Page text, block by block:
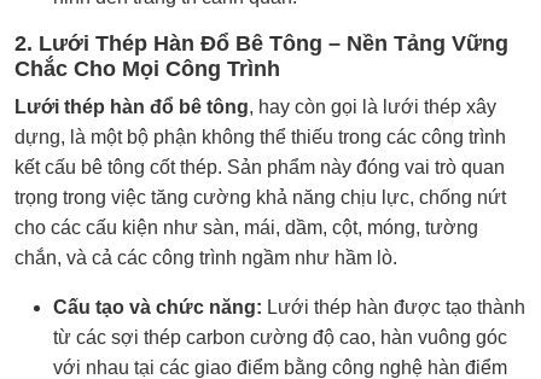
2. Lưới Thép Hàn Đổ Bê Tông – Nền Tảng Vững
Chắc Cho Mọi Công Trình
Lưới thép hàn đổ bê tông, hay còn gọi là lưới thép xây
dựng, là một bộ phận không thể thiếu trong các công trình
kết cấu bê tông cốt thép. Sản phẩm này đóng vai trò quan
trọng trong việc tăng cường khả năng chịu lực, chống nứt
cho các cấu kiện như sàn, mái, dầm, cột, móng, tường
chắn, và cả các công trình ngầm như hầm lò.
Cấu tạo và chức năng: Lưới thép hàn được tạo thành
từ các sợi thép carbon cường độ cao, hàn vuông góc
với nhau tại các giao điểm bằng công nghệ hàn điểm